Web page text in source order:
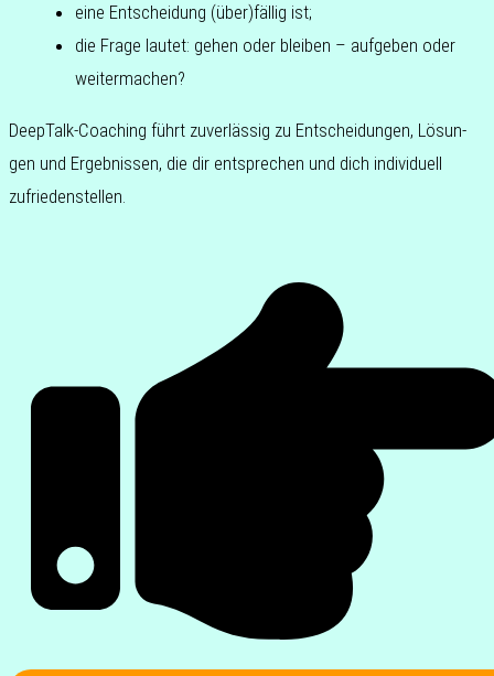
eine Ent­schei­dung (über)fällig ist;
die Frage lautet: gehen oder blei­ben – auf­ge­ben oder
weitermachen?
DeepTalk-Coa­ching führt zuver­läs­sig zu Ent­schei­dun­gen, Lösun­
gen und Ergeb­nis­sen, die dir ent­spre­chen und dich indi­vi­du­ell
zufriedenstellen.